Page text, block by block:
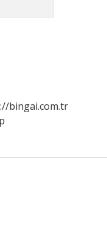
bingai.com.tr